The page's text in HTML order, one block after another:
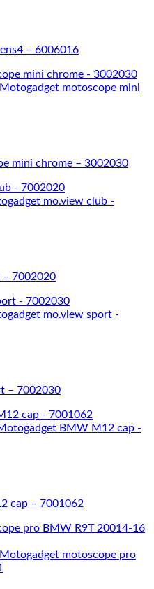
– 6006016
mini chrome – 3002030
– 7002020
– 7002030
cap – 7001062